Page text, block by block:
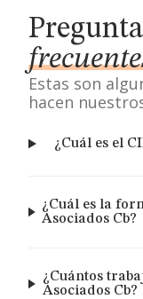
Estas son
hacen
¿Cuál es el
¿Cuál es la
Asociados Cb?
¿Cuántos
Asociados Cb?